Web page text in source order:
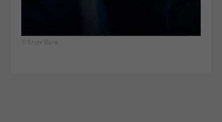
© Erste Bank